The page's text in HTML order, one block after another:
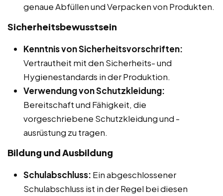
genaue Abfüllen und Verpacken von Produkten.
Sicherheitsbewusstsein
Kenntnis von Sicherheitsvorschriften:
Vertrautheit mit den Sicherheits- und
Hygienestandards in der Produktion.
Verwendung von Schutzkleidung:
Bereitschaft und Fähigkeit, die
vorgeschriebene Schutzkleidung und -
ausrüstung zu tragen.
Bildung und Ausbildung
Schulabschluss: Ein abgeschlossener
Schulabschluss ist in der Regel bei diesen